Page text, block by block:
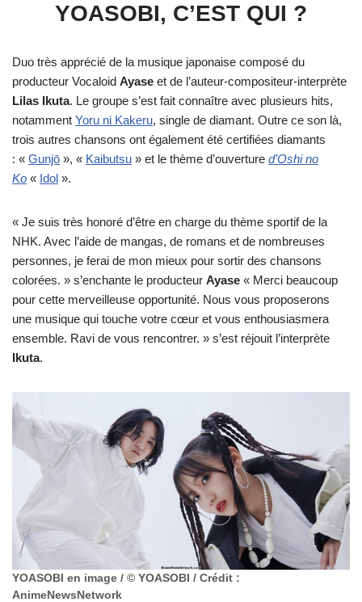
YOASOBI, C’EST QUI ?
Duo très apprécié de la musique japonaise composé du
producteur Vocaloid Ayase et de l’auteur-compositeur-interprète
Lilas Ikuta. Le groupe s’est fait connaître avec plusieurs hits,
notamment Yoru ni Kakeru, single de diamant. Outre ce son là,
trois autres chansons ont également été certifiées diamants
: « Gunjō », « Kaibutsu » et le thème d’ouverture d’Oshi no
Ko « Idol ».
« Je suis très honoré d’être en charge du thème sportif de la
NHK. Avec l’aide de mangas, de romans et de nombreuses
personnes, je ferai de mon mieux pour sortir des chansons
colorées. » s’enchante le producteur Ayase « Merci beaucoup
pour cette merveilleuse opportunité. Nous vous proposerons
une musique qui touche votre cœur et vous enthousiasmera
ensemble. Ravi de vous rencontrer. » s’est réjouit l’interprète
Ikuta.
YOASOBI en image / © YOASOBI / Crédit :
AnimeNewsNetwork